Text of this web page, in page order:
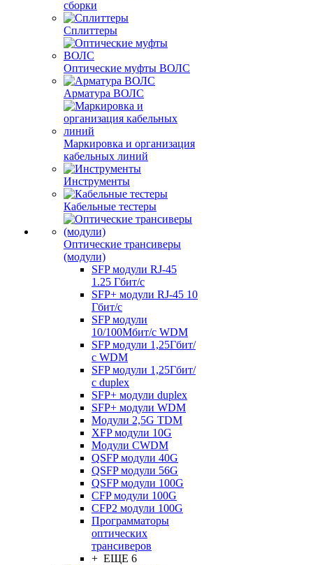
сборки
Сплиттеры
Оптические муфты ВОЛС
Арматура ВОЛС
Маркировка и организация
кабельных линий
Инструменты
Кабельные тестеры
Оптические трансиверы
(модули)
SFP модули RJ-45
1.25 Гбит/c
SFP+ модули RJ-45 10
Гбит/c
SFP модули
10/100Мбит/с WDM
SFP модули 1,25Гбит/
с WDM
SFP модули 1,25Гбит/
с duplex
SFP+ модули duplex
SFP+ модули WDM
Модули 2,5G TDM
XFP модули 10G
Модули CWDM
QSFP модули 40G
QSFP модули 56G
QSFP модули 100G
CFP модули 100G
CFP2 модули 100G
Программаторы
оптических
трансиверов
+ ЕЩЕ 6